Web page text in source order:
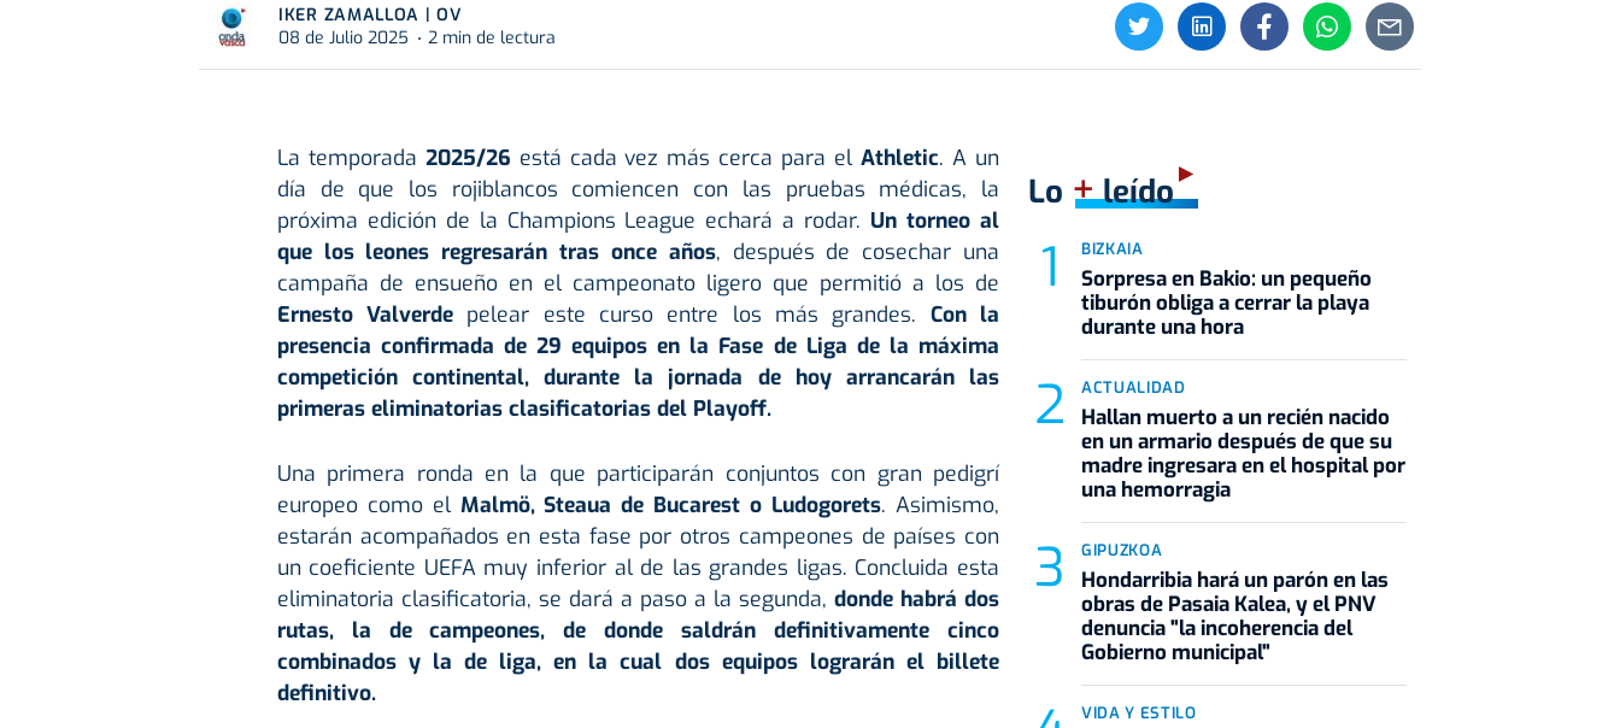
IKER ZAMALLOA | OV
08 de Julio 2025
2 min de lectura
La temporada 2025/26 está cada vez más cerca para elAthletic. A un
día de que los rojiblancos comiencen con las pruebas médicas, la
próxima edición de la Champions League echará a rodar. Un torneo al
que los leones regresarán tras once años, después de cosechar una
campaña de ensueño en el campeonato ligero que permitió a los de
Ernesto Valverde pelear este curso entre los más grandes. Con la
presencia confirmada de 29 equipos en la Fase de Liga de la máxima
competición continental, durante la jornada de hoy arrancarán las
primeras eliminatorias clasificatorias del Playoff.
Una primera ronda en la que participarán conjuntos con gran pedigrí
europeo como el Malmö, Steaua de Bucarest o Ludogorets. Asimismo,
estarán acompañados en esta fase por otros campeones de países con
un coeficiente UEFA muy inferior al de las grandes ligas. Concluida esta
eliminatoria clasificatoria, se dará a paso a la segunda, donde habrá dos
rutas, la de campeones, de donde saldrán definitivamente cinco
combinados y la de liga, en la cual dos equipos lograrán el billete
definitivo.
Lo +leído
BIZKAIA
Sorpresa en Bakio: un pequeño
tiburón obliga a cerrar la playa
durante una hora
ACTUALIDAD
Hallan muerto a un recién nacido
en un armario después de que su
madre ingresara en el hospital por
una hemorragia
GIPUZKOA
Hondarribia hará un parón en las
obras de Pasaia Kalea, y el PNV
denuncia "la incoherencia del
Gobierno municipal"
VIDA Y ESTILO